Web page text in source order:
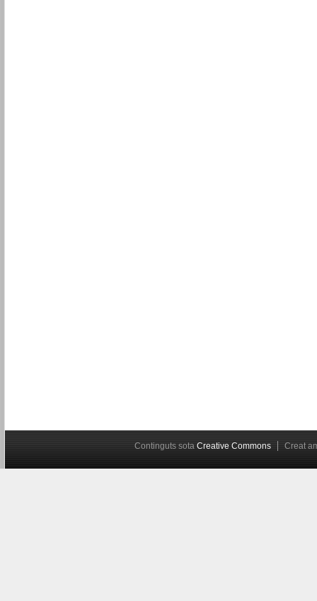
Continguts sota Creative Commons Creat